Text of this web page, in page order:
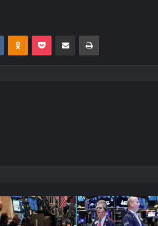
VKontakteOdnoklassniki
Pocket E-Posta ile paylaş Yazdır